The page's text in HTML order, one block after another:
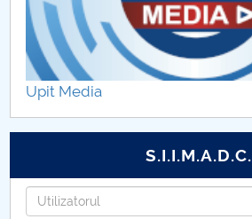
Admitere doctorat 2023
Admitere Doctorat 2022
Admitere Doctorate 2021
Admitere doctorate 2020
Upit Media
S.I.I.M.A.D.C.
Username